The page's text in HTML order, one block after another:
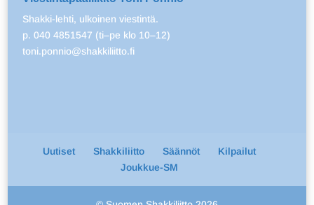
Shakki-lehti, ulkoinen viestintä.
p. 040 4851547 (ti–pe klo 10–12)
toni.ponnio@shakkiliitto.fi
Uutiset Shakkiliitto Säännöt
Kilpailut
Joukkue-SM